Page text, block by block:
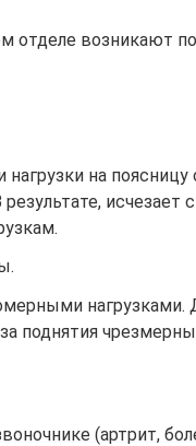
отделе возникают
на поясницу
исчезает
нагрузками.
поднятия
(артрит,